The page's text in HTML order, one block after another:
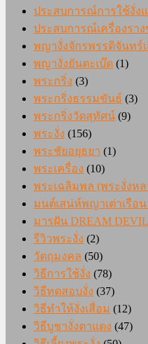
ประสบการณ์การใช้งั่งแ
ประสบการณ์เครื่องรา
พญางั่งจักรพรรดิจันทร์เ
พญางั่งยันตะเบ๊ด (1)
พระกริ่ง (3)
พระกริ่งธรรมขันธ์ (3)
พระกริ่งวัดสุทัศน์ (9)
พระงั่ง (156)
พระชัยอยุธยา (1)
พระเครื่อง (10)
พระเฉลิมพล (พระงั่งหล
มนต์เสน่ห์พญาเต่าเรือน
มารฝัน DREAM DEVIL
รีวิวพระงั่ง (2)
วัตถุมงคล (50)
วิธีการใช้งั่ง (78)
วิธีทดสอบงั่ง (37)
วิธีทำให้งั่งเสื่อม (12)
วิธีบูชางั่งตาแดง (47)